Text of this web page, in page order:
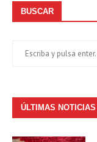
BUSCAR
ÚLTIMAS NOTICIAS